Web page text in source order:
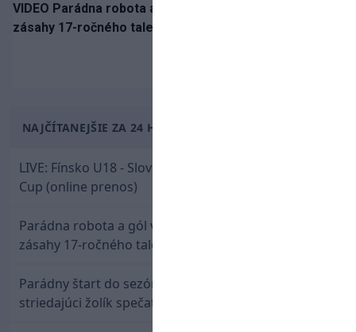
VIDEO Parádna robota a gól v oslabení! Pozrite si oba
zásahy 17-ročného talentu Rychlíka proti USA
NAJČÍTANEJŠIE ZA 24 HODÍN
LIVE: Fínsko U18 - Slovensko U18 / Hlinka-Gretzky
Cup (online prenos)
Parádna robota a gól v oslabení! Pozrite si oba
zásahy 17-ročného talentu Rychlíka proti USA
Parádny štart do sezóny: Rýchlik Boženík ako
striedajúci žolík spečatil postup Stoke